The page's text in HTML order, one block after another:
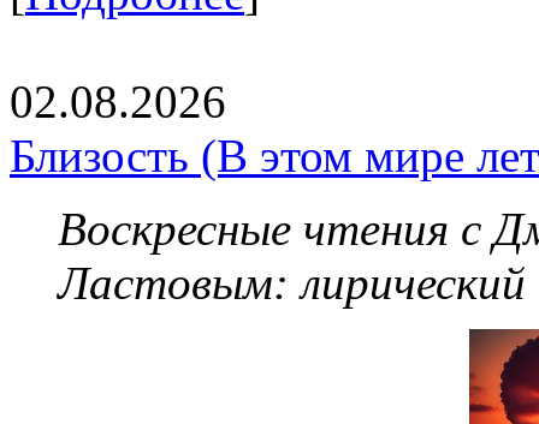
02.08.2026
Близость (В этом мире
Воскресные чтения с
Ластовым: